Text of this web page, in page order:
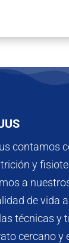
contamos
y
a
de vida
técnicas y
cercano y